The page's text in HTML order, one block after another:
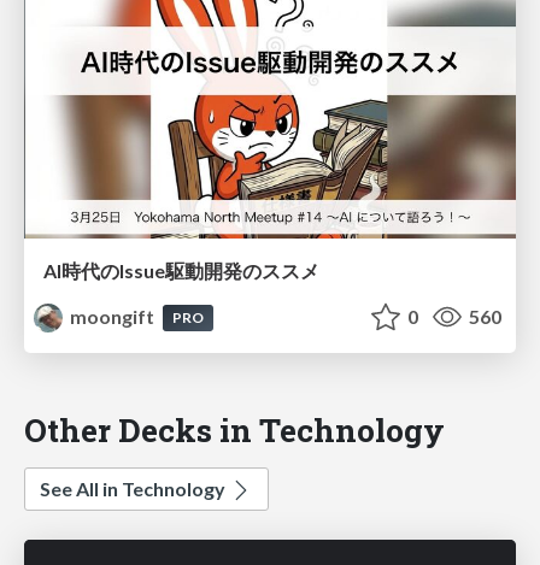
AI時代のIssue駆動開発のススメ
moongift
PRO 0 560
Other Decks in Technology
See All in Technology